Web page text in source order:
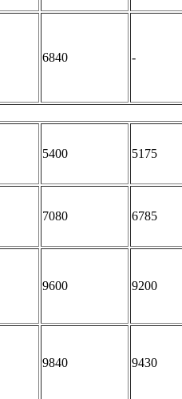
6840 -
5400 5175
7080 6785
9600 9200
9840 9430